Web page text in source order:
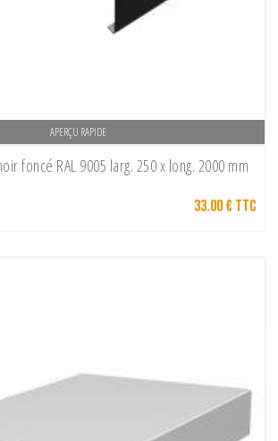
APERÇU RAPIDE
foncé RAL 9005 larg. 250 x long. 2000 mm
33.00 € TTC